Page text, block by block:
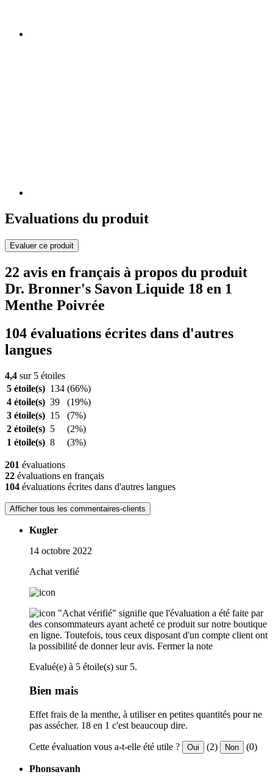
Evaluations du produit
Evaluer ce produit
22 avis en français à propos du produit
Dr. Bronner's Savon Liquide 18 en 1
Menthe Poivrée
104 évaluations écrites dans d'autres
langues
4,4 sur 5 étoiles
5 étoile(s) 134 (66%)
4 étoile(s) 39
(19%)
3 étoile(s) 15
(7%)
2 étoile(s) 5
(2%)
1 étoile(s) 8 (3%)
201 évaluations
22 évaluations en français
104 évaluations écrites dans d'autres langues
Afficher tous les commentaires-clients
Kugler
14 octobre 2022
Achat verifié
"Achat vérifié" signifie que l'évaluation a été faite par
des consommateurs ayant acheté ce produit sur notre boutique
en ligne. Toutefois, tous ceux disposant d'un compte client ont
la possibilité de donner leur avis. Fermer la note
Evalué(e) à 5 étoile(s) sur 5.
Bien mais
Effet frais de la menthe, à utiliser en petites quantités pour ne
pas assécher. 18 en 1 c'est beaucoup dire.
Cette évaluation vous a-t-elle été utile ? Oui (2) Non (0)
Phonsavanh